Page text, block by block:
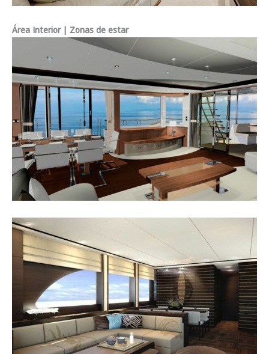
Área Interior | Zonas de estar